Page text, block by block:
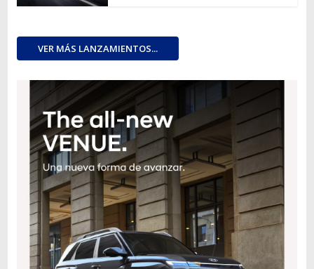
VER MÁS LANZAMIENTOS...